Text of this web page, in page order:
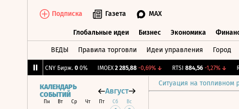
Подписка Газета MAX
Глобальные идеи Бизнес Экономика
ВЕДЫ Правила торговли Идеи управления Город
CNY Бирж. 0 0% IMOEX 2 285,88 -0,69%↓ RTSI 884,56 -1,27%↓
Ситуация на топливном
КАЛЕНДАРЬ
СОБЫТИЙ
Август
Пн Вт Ср Чт Пт Сб Вс